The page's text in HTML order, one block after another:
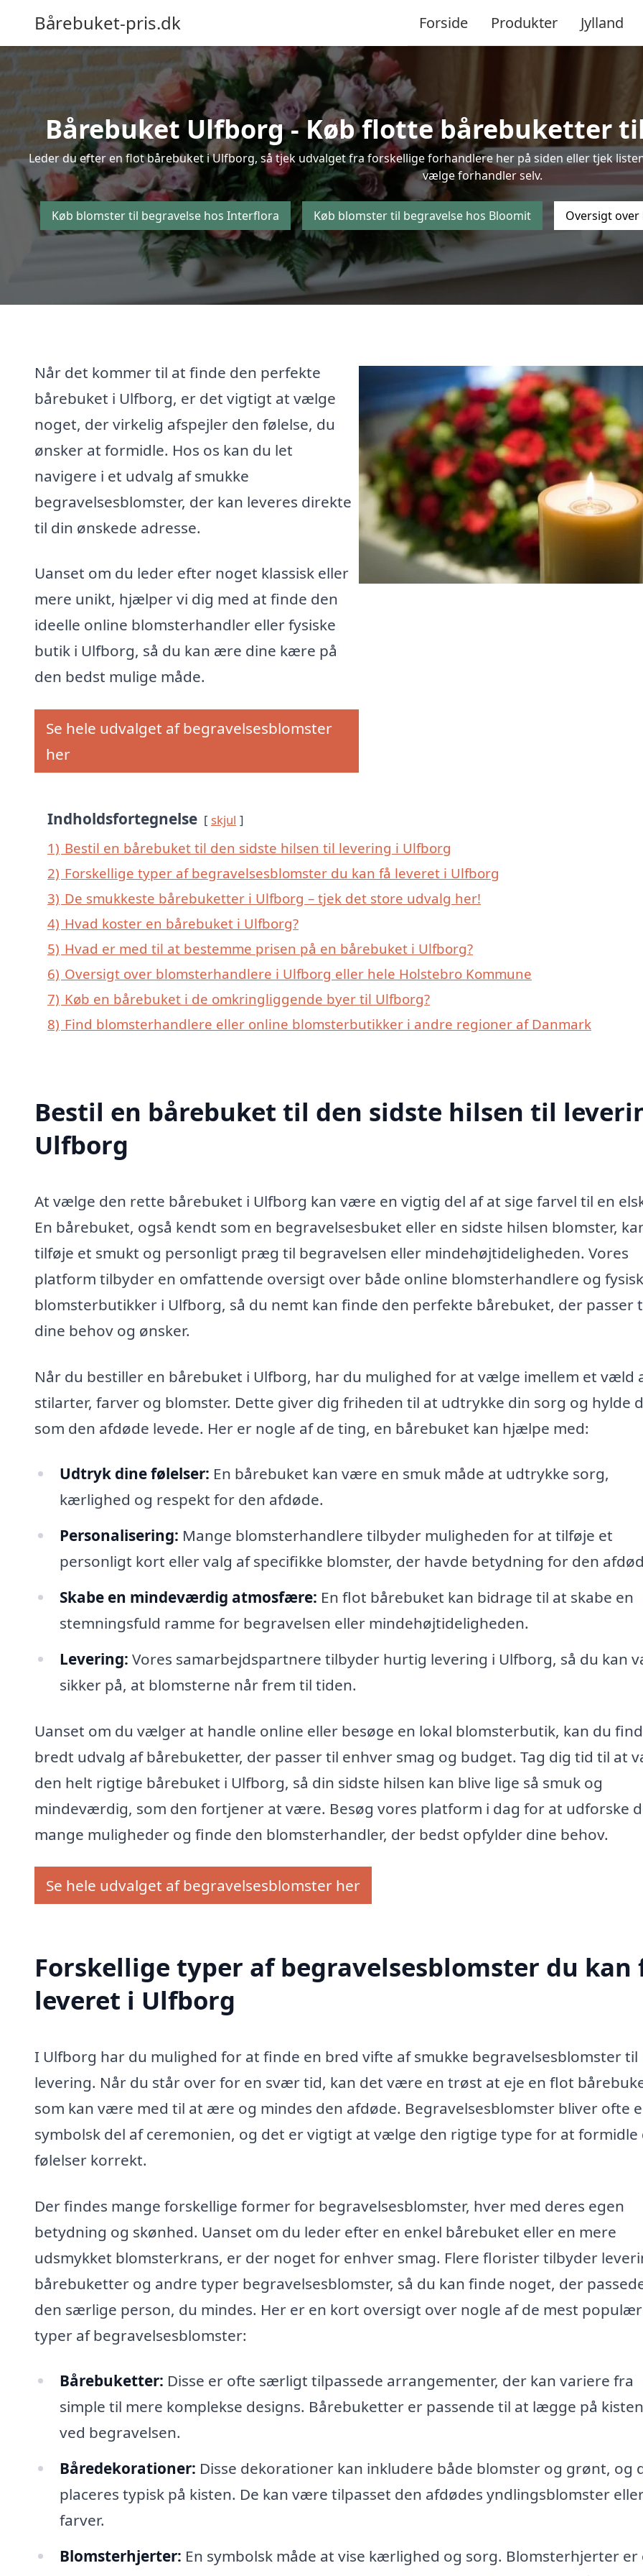
Bårebuket-pris.dk Forside Produkter Jylland
Bårebuket Ulfborg - Køb flotte bårebuketter
Leder du efter en flot bårebuket i Ulfborg, så tjek udvalget fra forskellige forhandlere her på siden eller tjek
vælge forhandler selv.
Køb blomster til begravelse hos Interflora Køb blomster til begravelse hos Bloomit Oversigt
Når det kommer til at finde den perfekte
bårebuket i Ulfborg, er det vigtigt at vælge
noget, der virkelig afspejler den følelse, du
ønsker at formidle. Hos os kan du let
navigere i et udvalg af smukke
begravelsesblomster, der kan leveres direkte
til din ønskede adresse.
Uanset om du leder efter noget klassisk eller
mere unikt, hjælper vi dig med at finde den
ideelle online blomsterhandler eller fysiske
butik i Ulfborg, så du kan ære dine kære på
den bedst mulige måde.
Se hele udvalget af begravelsesblomster
her
Indholdsfortegnelse skjul
1) Bestil en bårebuket til den sidste hilsen til levering i Ulfborg
2) Forskellige typer af begravelsesblomster du kan få leveret i Ulfborg
3) De smukkeste bårebuketter i Ulfborg – tjek det store udvalg her!
4) Hvad koster en bårebuket i Ulfborg?
5) Hvad er med til at bestemme prisen på en bårebuket i Ulfborg?
6) Oversigt over blomsterhandlere i Ulfborg eller hele Holstebro Kommune
7) Køb en bårebuket i de omkringliggende byer til Ulfborg?
8) Find blomsterhandlere eller online blomsterbutikker i andre regioner af Danmark
Bestil en bårebuket til den sidste hilsen til
Ulfborg
At vælge den rette bårebuket i Ulfborg kan være en vigtig del af at sige farvel til en
En bårebuket, også kendt som en begravelsesbuket eller en sidste hilsen blomster,
tilføje et smukt og personligt præg til begravelsen eller mindehøjtideligheden. Vores
platform tilbyder en omfattende oversigt over både online blomsterhandlere og
blomsterbutikker i Ulfborg, så du nemt kan finde den perfekte bårebuket, der passer
dine behov og ønsker.
Når du bestiller en bårebuket i Ulfborg, har du mulighed for at vælge imellem et væld
stilarter, farver og blomster. Dette giver dig friheden til at udtrykke din sorg og hylde
som den afdøde levede. Her er nogle af de ting, en bårebuket kan hjælpe med:
Udtryk dine følelser: En bårebuket kan være en smuk måde at udtrykke sorg,
kærlighed og respekt for den afdøde.
Personalisering: Mange blomsterhandlere tilbyder muligheden for at tilføje et
personligt kort eller valg af specifikke blomster, der havde betydning for den
Skabe en mindeværdig atmosfære: En flot bårebuket kan bidrage til at skabe en
stemningsfuld ramme for begravelsen eller mindehøjtideligheden.
Levering: Vores samarbejdspartnere tilbyder hurtig levering i Ulfborg, så du kan
sikker på, at blomsterne når frem til tiden.
Uanset om du vælger at handle online eller besøge en lokal blomsterbutik, kan du
bredt udvalg af bårebuketter, der passer til enhver smag og budget. Tag dig tid til at
den helt rigtige bårebuket i Ulfborg, så din sidste hilsen kan blive lige så smuk og
mindeværdig, som den fortjener at være. Besøg vores platform i dag for at udforske
mange muligheder og finde den blomsterhandler, der bedst opfylder dine behov.
Se hele udvalget af begravelsesblomster her
Forskellige typer af begravelsesblomster du kan
leveret i Ulfborg
I Ulfborg har du mulighed for at finde en bred vifte af smukke begravelsesblomster til
levering. Når du står over for en svær tid, kan det være en trøst at eje en flot
som kan være med til at ære og mindes den afdøde. Begravelsesblomster bliver ofte
symbolsk del af ceremonien, og det er vigtigt at vælge den rigtige type for at formidle
følelser korrekt.
Der findes mange forskellige former for begravelsesblomster, hver med deres egen
betydning og skønhed. Uanset om du leder efter en enkel bårebuket eller en mere
udsmykket blomsterkrans, er der noget for enhver smag. Flere florister tilbyder
bårebuketter og andre typer begravelsesblomster, så du kan finde noget, der
den særlige person, du mindes. Her er en kort oversigt over nogle af de mest
typer af begravelsesblomster:
Bårebuketter: Disse er ofte særligt tilpassede arrangementer, der kan variere fra
simple til mere komplekse designs. Bårebuketter er passende til at lægge på
ved begravelsen.
Båredekorationer: Disse dekorationer kan inkludere både blomster og grønt, og
placeres typisk på kisten. De kan være tilpasset den afdødes yndlingsblomster
farver.
Blomsterhjerter: En symbolsk måde at vise kærlighed og sorg. Blomsterhjerter er